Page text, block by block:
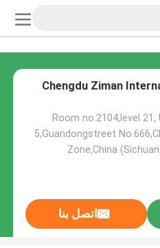
Chengdu Ziman
Room no.2104,level 21,
5,Guandongstreet
Zone,China
اتصل بنا